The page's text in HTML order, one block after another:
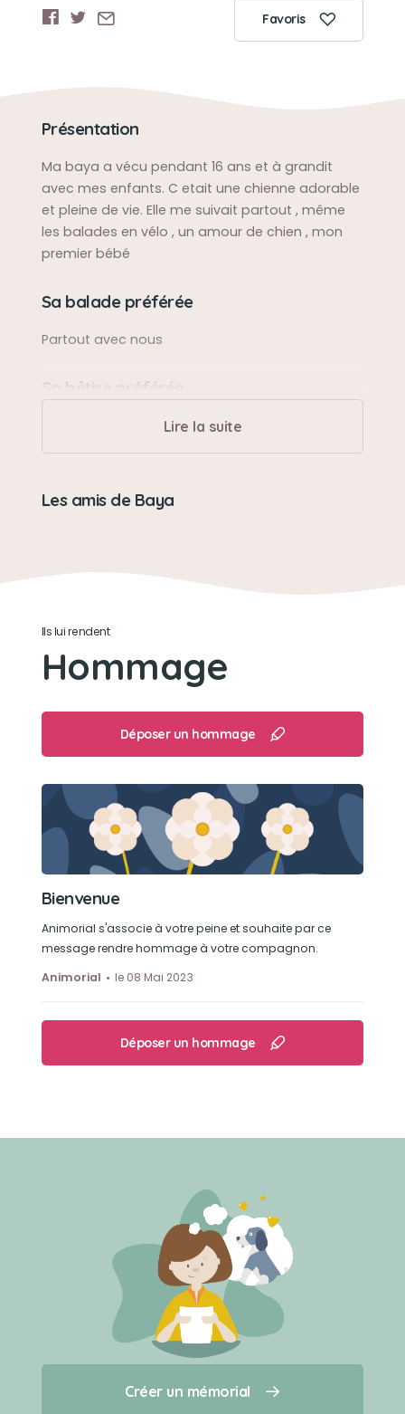
Créer un mémorial
Qui sommes-nous ?
Favoris
Présentation
Ma baya a vécu pendant 16 ans et à grandit
avec mes enfants. C etait une chienne adorable
et pleine de vie. Elle me suivait partout , même
les balades en vélo , un amour de chien , mon
premier bébé
Sa balade préférée
Partout avec nous
Sa bêtise préférée
Depioter les bois de bois à la maison
Douce calme
Apres le bain , le sèche cheveux elle adorait
Lire la suite
Les amis de Baya
Ils lui rendent
Hommage
Déposer un hommage
Bienvenue
Animorial s'associe à votre peine et souhaite par ce
message rendre hommage à votre compagnon.
Animorial
le 08 Mai 2023
Déposer un hommage
Créer un mémorial